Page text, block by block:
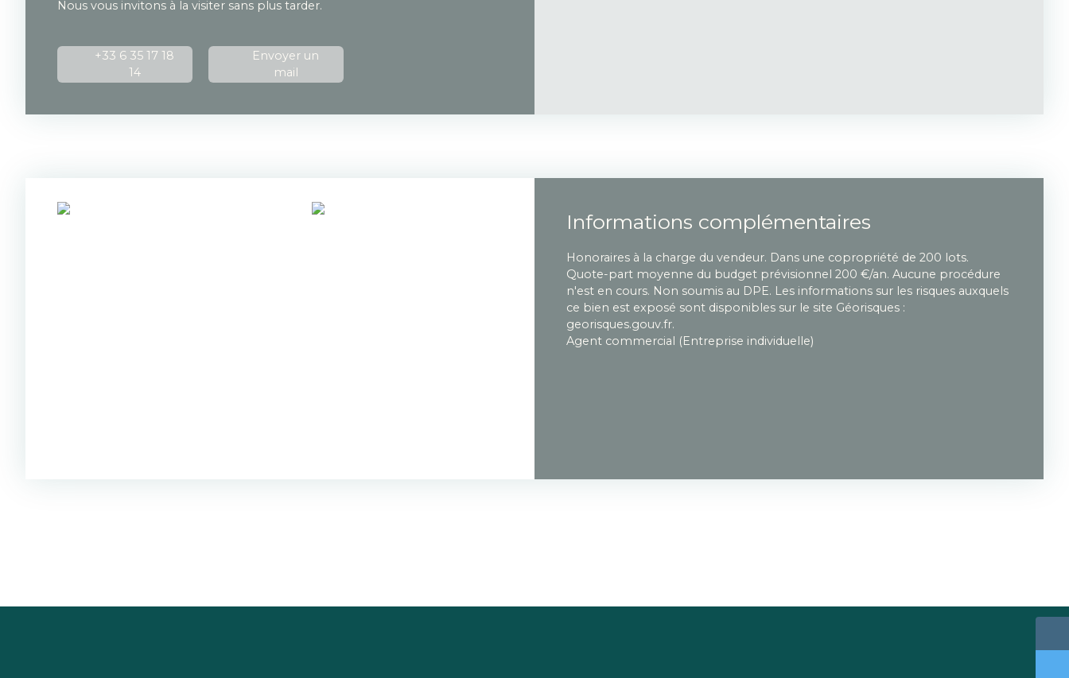
Nous vous invitons à la visiter sans plus tarder.
+33 6 35 17 18
14
Envoyer un
mail
Informations complémentaires
Honoraires à la charge du vendeur. Dans une copropriété de 200 lots.
Quote-part moyenne du budget prévisionnel 200 €/an. Aucune procédure
n'est en cours. Non soumis au DPE. Les informations sur les risques auxquels
ce bien est exposé sont disponibles sur le site Géorisques :
georisques.gouv.fr.
Agent commercial (Entreprise individuelle)